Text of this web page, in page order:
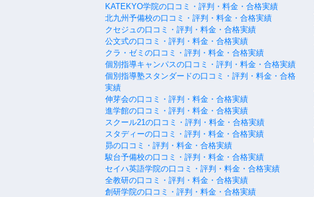
KATEKYO学院の口コミ・評判・料金・合格実績
北九州予備校の口コミ・評判・料金・合格実績
クセジュの口コミ・評判・料金・合格実績
公文式の口コミ・評判・料金・合格実績
クラ・ゼミの口コミ・評判・料金・合格実績
個別指導キャンパスの口コミ・評判・料金・合格実績
個別指導塾スタンダードの口コミ・評判・料金・合格
実績
伸芽会の口コミ・評判・料金・合格実績
進学館の口コミ・評判・料金・合格実績
スクール21の口コミ・評判・料金・合格実績
スタディーの口コミ・評判・料金・合格実績
昴の口コミ・評判・料金・合格実績
駿台予備校の口コミ・評判・料金・合格実績
セイハ英語学院の口コミ・評判・料金・合格実績
全教研の口コミ・評判・料金・合格実績
創研学院の口コミ・評判・料金・合格実績